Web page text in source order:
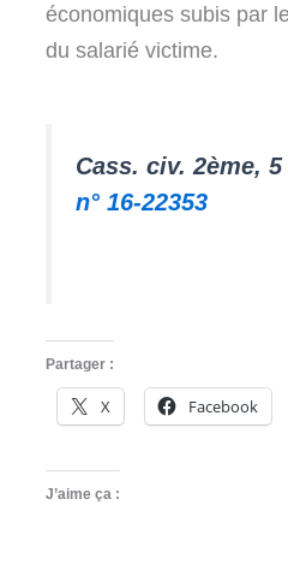
économiques subis par
du salarié victime.
Cass. civ. 2ème,
n° 16-22353
Partager :
X Facebook
J’aime ça :